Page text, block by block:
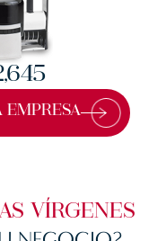
EMPRESA
VÍRGENES